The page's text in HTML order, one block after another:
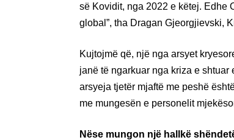
së Kovidit, nga 2022 e këtej. Edhe
global”, tha Dragan Gjeorgjievski,
Kujtojmë që, një nga arsyet
janë të ngarkuar nga kriza e
arsyeja tjetër mjaftë me peshë
me mungesën e personelit
Nëse mungon një hallkë